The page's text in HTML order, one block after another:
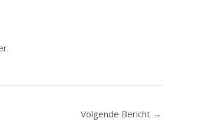
.
Volgende Bericht →